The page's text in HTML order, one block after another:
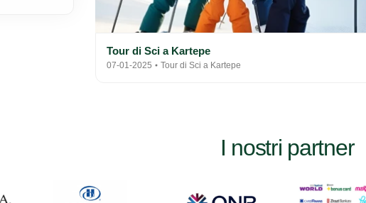
Tour di Sci a Kartepe
07-01-2025 Tour di Sci a Kartepe
I nostri partner